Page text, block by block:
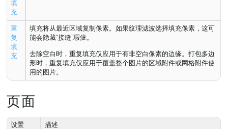
填
充
重
复
填
充
填充将从最近区域复制像素。如果纹理滤波选择填充像素，这可
能会隐藏“接缝”瑕疵。
去除空白时，重复填充仅应用于有非空白像素的边缘。打包多边
形时，重复填充仅应用于覆盖整个图片的区域附件或网格附件使
用的图片。
页面
设置 描述